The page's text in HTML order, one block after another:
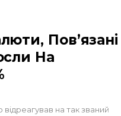
Пов’язані
На
на так званий